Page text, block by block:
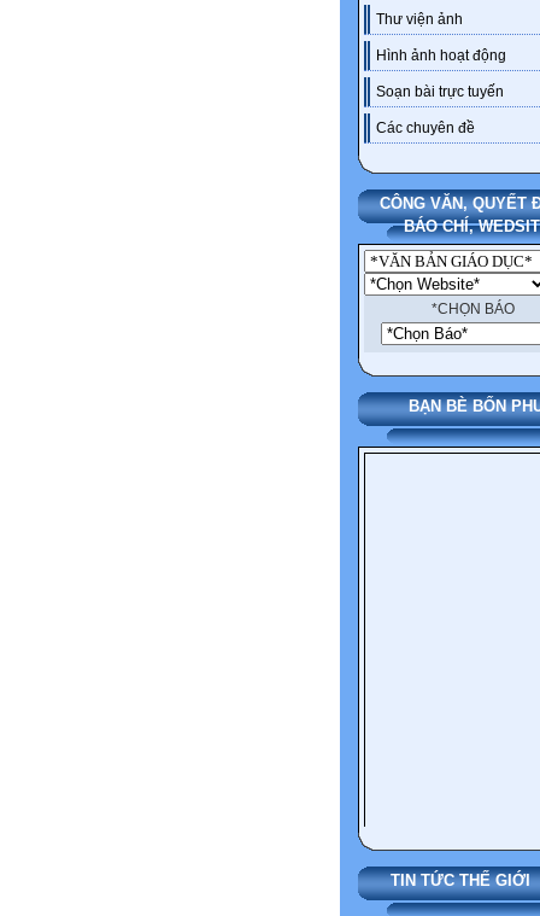
Thư viện ảnh
Hình ảnh hoạt động
Soạn bài trực tuyến
Các chuyên đề
CÔNG VĂN, QUYẾT
BÁO CHÍ,
*CHỌN BÁO
BẠN BÈ BỐN
TIN TỨC THẾ